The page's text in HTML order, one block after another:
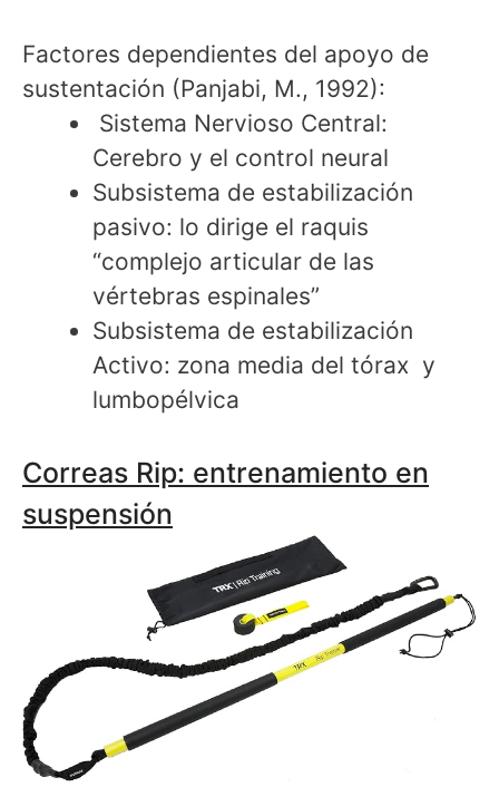
Factores dependientes del apoyo de
sustentación (Panjabi, M., 1992):
Sistema Nervioso Central:
Cerebro y el control neural
Subsistema de estabilización
pasivo: lo dirige el raquis
“complejo articular de las
vértebras espinales”
Subsistema de estabilización
Activo: zona media del tórax y
lumbopélvica
Correas Rip: entrenamiento en
suspensión